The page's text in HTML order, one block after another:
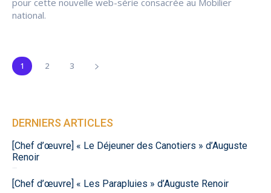
national.
1 2 3
DERNIERS ARTICLES
[Chef d’œuvre] « Le Déjeuner des Canotiers » d’Auguste
Renoir
[Chef d’œuvre] « Les Parapluies » d’Auguste Renoir